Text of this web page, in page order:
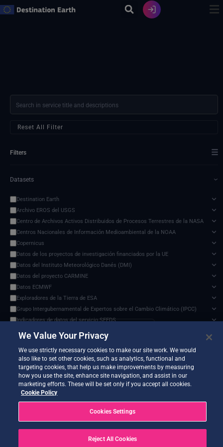
Ir
Reset All Filter
Filters ☰
Datasets ›
Destination Earth
Archivo EROS del USGS
Centro de Archivos Activos Distribuidos de Procesos Terrestres de la NASA
Centros Nacionales de Información Medioambiental de la NOAA
Copernicus
Datos de los proyectos de investigación financiados por la UE
Datos del Instituto Meteorológico Danés (DMI)
Datos del proyecto CARMINE
Datos ECMWF
Exploradores de la Tierra de ESA
Grupo Intergubernamental de Expertos sobre el Cambio Climático (IPCC)
Indicadores de datos del servicio SEEDS
Modelo de impacto del cambio climático
Organización de las Naciones Unidas para la Alimentación y la Agricultura
Programa de Ciencias de la Tierra de la NASA
Proyecto de comparación de modelos de impacto intersectorial (ISIMIP)
Servicio Harvic: supervisión y gestión agrícola
Sistemas terrestres y modelos climáticos
Vigilancia de la Tierra de ESA
Documents and API
We Value Your Privacy
We use strictly necessary cookies to make our site work. We would
also like to set other cookies, such as analytics, functional and
targeting cookies, that help us make improvements by measuring
how you use the site, enhance site navigation, and assist in our
marketing efforts. These will be set only if you accept all cookies.
Cookie Policy
Cookies Settings
Reject All Cookies